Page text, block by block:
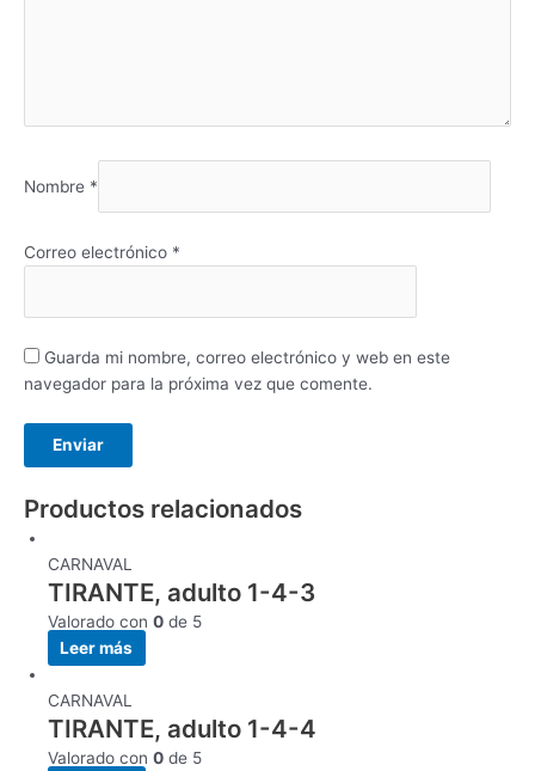
Nombre *
Correo electrónico *
Guarda mi nombre, correo electrónico y web en este
navegador para la próxima vez que comente.
Productos relacionados
CARNAVAL
TIRANTE, adulto 1-4-3
Valorado con 0 de 5
Leer más
CARNAVAL
TIRANTE, adulto 1-4-4
Valorado con 0 de 5